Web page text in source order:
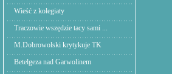
Wieść z kolegiaty
Traczowie wszędzie tacy sami ...
M.Dobrowolski krytykuje TK
Betelgeza nad Garwolinem